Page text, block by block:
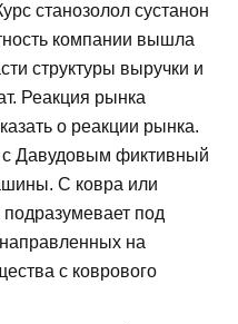
станозолол сустанон
компании вышла
структуры выручки и
Реакция рынка
о реакции рынка.
Давудовым фиктивный
С ковра или
под
на
с коврового